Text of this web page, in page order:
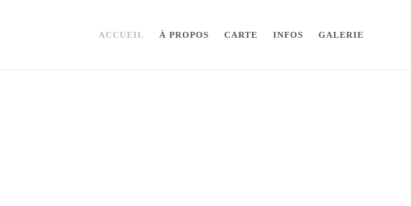
ACCUEIL À PROPOS CARTE INFOS GALERIE